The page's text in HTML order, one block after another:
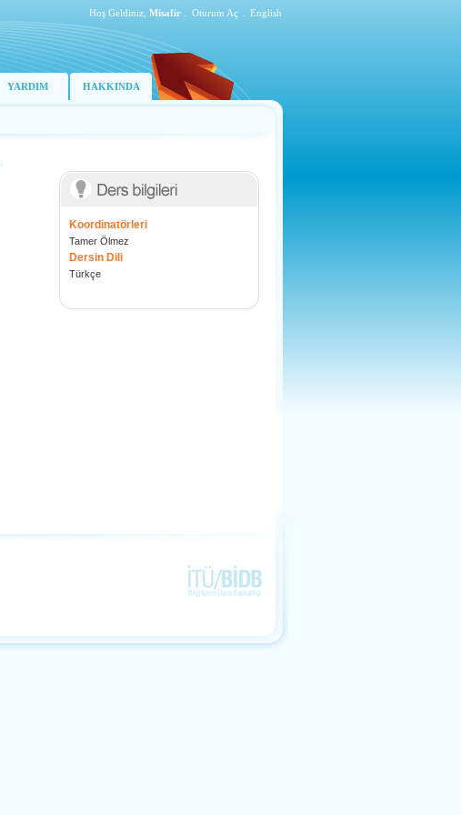
Hoş Geldiniz, Misafir Oturum Aç English
YARDIM HAKKINDA
Koordinatörleri
Tamer Ölmez
Dersin Dili
Türkçe